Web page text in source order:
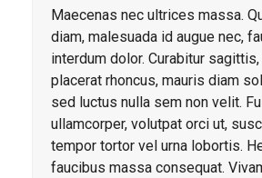
Maecenas nec ultrices massa.
diam, malesuada id augue nec,
interdum dolor. Curabitur
placerat rhoncus, mauris diam
sed luctus nulla sem non velit.
ullamcorper, volutpat orci ut,
tempor tortor vel urna lobortis.
faucibus massa consequat.